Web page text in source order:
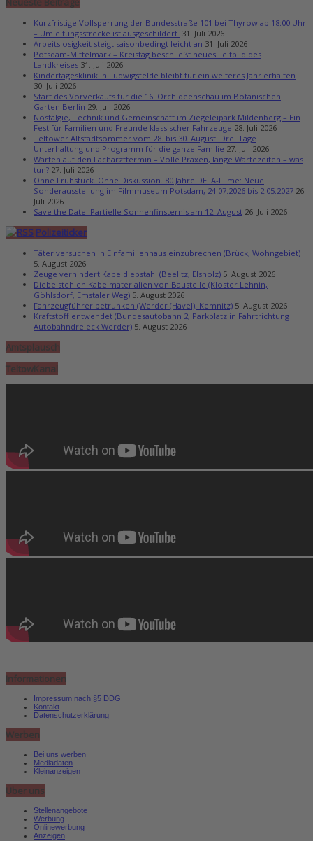
Kurzfristige Vollsperrung der Bundesstraße 101 bei Thyrow ab 18:00 Uhr
– Umleitungsstrecke ist ausgeschildert 31. Juli 2026
Arbeitslosigkeit steigt saisonbedingt leicht an 31. Juli 2026
Potsdam-Mittelmark – Kreistag beschließt neues Leitbild des
Landkreises 31. Juli 2026
Kindertagesklinik in Ludwigsfelde bleibt für ein weiteres Jahr erhalten
30. Juli 2026
Start des Vorverkaufs für die 16. Orchideenschau im Botanischen
Garten Berlin 29. Juli 2026
Nostalgie, Technik und Gemeinschaft im Ziegeleipark Mildenberg – Ein
Fest für Familien und Freunde klassischer Fahrzeuge 28. Juli 2026
Teltower Altstadtsommer vom 28. bis 30. August: Drei Tage
Unterhaltung und Programm für die ganze Familie 27. Juli 2026
Warten auf den Facharzttermin – Volle Praxen, lange Wartezeiten – was
tun? 27. Juli 2026
Ohne Frühstück. Ohne Diskussion. 80 Jahre DEFA-Filme: Neue
Sonderausstellung im Filmmuseum Potsdam, 24.07.2026 bis 2.05.2027 26.
Juli 2026
Save the Date: Partielle Sonnenfinsternis am 12. August 26. Juli 2026
Polizeiticker
Täter versuchen in Einfamilienhaus einzubrechen (Brück, Wohngebiet)
5. August 2026
Zeuge verhindert Kabeldiebstahl (Beelitz, Elsholz) 5. August 2026
Diebe stehlen Kabelmaterialien von Baustelle (Kloster Lehnin,
Göhlsdorf, Emstaler Weg) 5. August 2026
Fahrzeugführer betrunken (Werder (Havel), Kemnitz) 5. August 2026
Kraftstoff entwendet (Bundesautobahn 2, Parkplatz in Fahrtrichtung
Autobahndreieck Werder) 5. August 2026
Amtsplausch
TeltowKanal
Informationen
Impressum nach §5 DDG
Kontakt
Datenschutzerklärung
Werben
Bei uns werben
Mediadaten
Kleinanzeigen
Über uns
Stellenangebote
Werbung
Onlinewerbung
Anzeigen